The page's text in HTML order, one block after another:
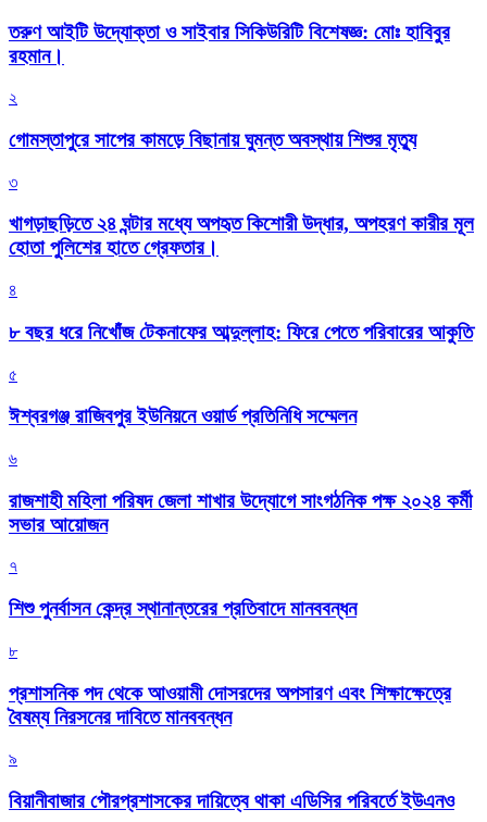
তরুণ আইটি উদ্যোক্তা ও সাইবার সিকিউরিটি বিশেষজ্ঞ: মোঃ হাবিবুর
রহমান।
২
গোমস্তাপুরে সাপের কামড়ে বিছানায় ঘুমন্ত অবস্থায় শিশুর মৃত্যু
৩
খাগড়াছড়িতে ২৪ ঘন্টার মধ্যে অপহৃত কিশোরী উদ্ধার, অপহরণ কারীর মূল
হোতা পুলিশের হাতে গ্রেফতার।
৪
৮ বছর ধরে নিখোঁজ টেকনাফের আব্দুল্লাহ: ফিরে পেতে পরিবারের আকুতি
৫
ঈশ্বরগঞ্জ রাজিবপুর ইউনিয়নে ওয়ার্ড প্রতিনিধি সম্মেলন
৬
রাজশাহী মহিলা পরিষদ জেলা শাখার উদ্যোগে সাংগঠনিক পক্ষ ২০২৪ কর্মী
সভার আয়োজন
৭
শিশু পুনর্বাসন কেন্দ্র স্থানান্তরের প্রতিবাদে মানববন্ধন
৮
প্রশাসনিক পদ থেকে আওয়ামী দোসরদের অপসারণ এবং শিক্ষাক্ষেত্রে
বৈষম্য নিরসনের দাবিতে মানববন্ধন
৯
বিয়ানীবাজার পৌরপ্রশাসকের দায়িত্বে থাকা এডিসির পরিবর্তে ইউএনও